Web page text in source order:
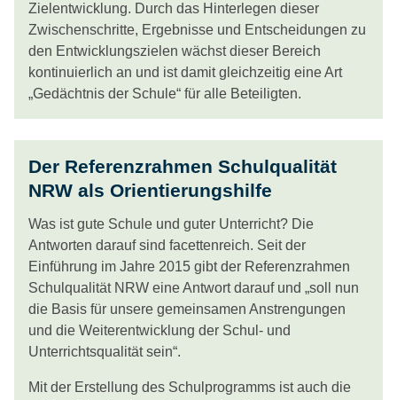
Zielentwicklung. Durch das Hinterlegen dieser
Zwischenschritte, Ergebnisse und Entscheidungen zu
den Entwicklungszielen wächst dieser Bereich
kontinuierlich an und ist damit gleichzeitig eine Art
„Gedächtnis der Schule“ für alle Beteiligten.
Der Referenzrahmen Schulqualität
NRW als Orientierungshilfe
Was ist gute Schule und guter Unterricht? Die
Antworten darauf sind facettenreich. Seit der
Einführung im Jahre 2015 gibt der Referenzrahmen
Schulqualität NRW eine Antwort darauf und „soll nun
die Basis für unsere gemeinsamen Anstrengungen
und die Weiterentwicklung der Schul- und
Unterrichtsqualität sein“.
Mit der Erstellung des Schulprogramms ist auch die